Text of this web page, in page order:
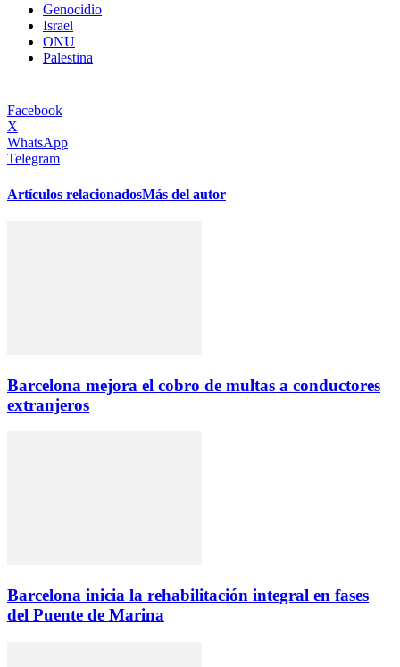
Genocidio
Israel
ONU
Palestina
Facebook
X
WhatsApp
Telegram
Artículos relacionadosMás del autor
Barcelona mejora el cobro de multas a conductores
extranjeros
Barcelona inicia la rehabilitación integral en fases
del Puente de Marina